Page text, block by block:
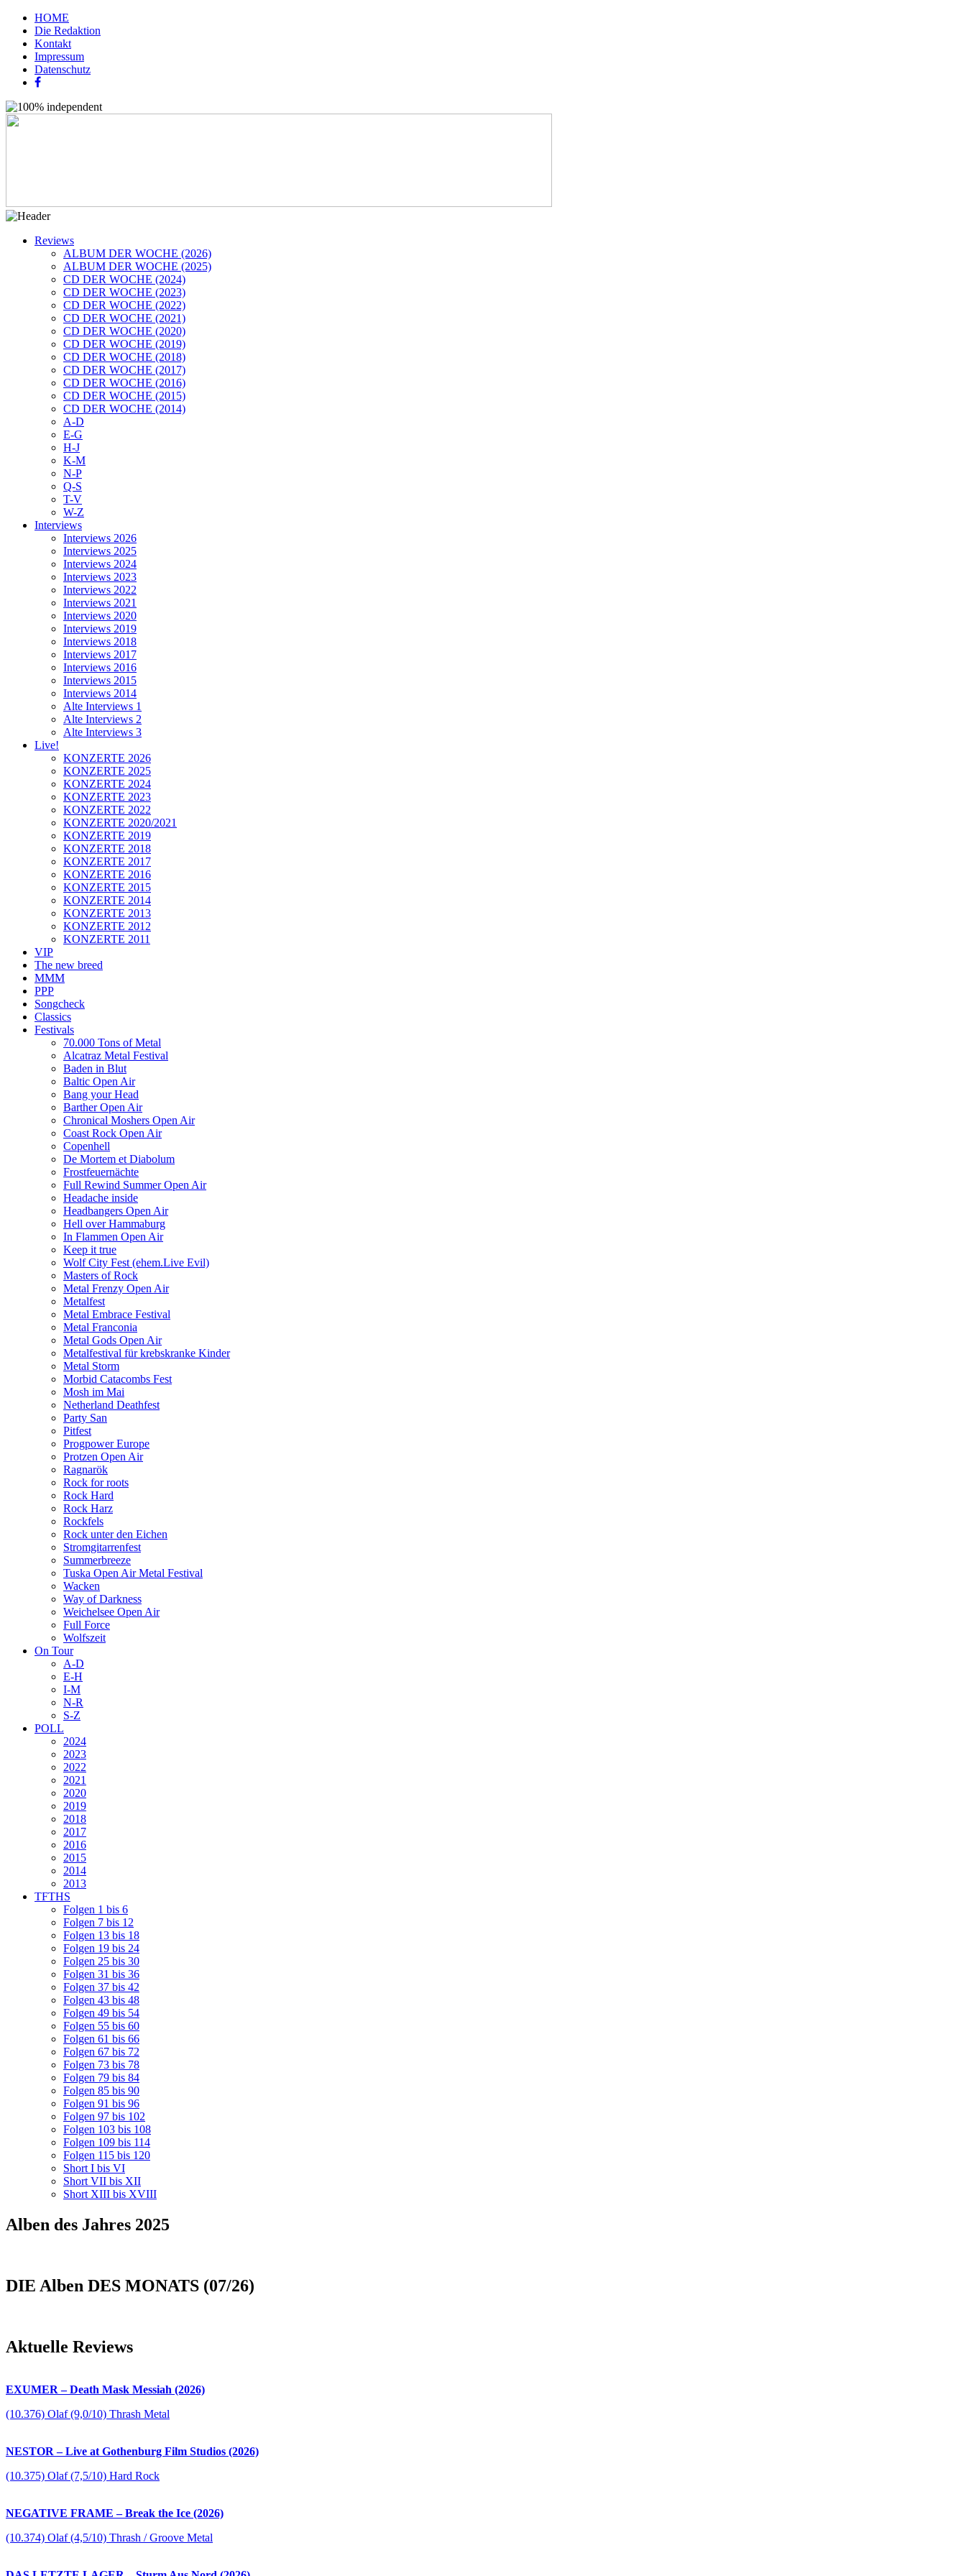
HOME
Die Redaktion
Kontakt
Impressum
Datenschutz
Reviews
ALBUM DER WOCHE (2026)
ALBUM DER WOCHE (2025)
CD DER WOCHE (2024)
CD DER WOCHE (2023)
CD DER WOCHE (2022)
CD DER WOCHE (2021)
CD DER WOCHE (2020)
CD DER WOCHE (2019)
CD DER WOCHE (2018)
CD DER WOCHE (2017)
CD DER WOCHE (2016)
CD DER WOCHE (2015)
CD DER WOCHE (2014)
A-D
E-G
H-J
K-M
N-P
Q-S
T-V
W-Z
Interviews
Interviews 2026
Interviews 2025
Interviews 2024
Interviews 2023
Interviews 2022
Interviews 2021
Interviews 2020
Interviews 2019
Interviews 2018
Interviews 2017
Interviews 2016
Interviews 2015
Interviews 2014
Alte Interviews 1
Alte Interviews 2
Alte Interviews 3
Live!
KONZERTE 2026
KONZERTE 2025
KONZERTE 2024
KONZERTE 2023
KONZERTE 2022
KONZERTE 2020/2021
KONZERTE 2019
KONZERTE 2018
KONZERTE 2017
KONZERTE 2016
KONZERTE 2015
KONZERTE 2014
KONZERTE 2013
KONZERTE 2012
KONZERTE 2011
VIP
The new breed
MMM
PPP
Songcheck
Classics
Festivals
70.000 Tons of Metal
Alcatraz Metal Festival
Baden in Blut
Baltic Open Air
Bang your Head
Barther Open Air
Chronical Moshers Open Air
Coast Rock Open Air
Copenhell
De Mortem et Diabolum
Frostfeuernächte
Full Rewind Summer Open Air
Headache inside
Headbangers Open Air
Hell over Hammaburg
In Flammen Open Air
Keep it true
Wolf City Fest (ehem.Live Evil)
Masters of Rock
Metal Frenzy Open Air
Metalfest
Metal Embrace Festival
Metal Franconia
Metal Gods Open Air
Metalfestival für krebskranke Kinder
Metal Storm
Morbid Catacombs Fest
Mosh im Mai
Netherland Deathfest
Party San
Pitfest
Progpower Europe
Protzen Open Air
Ragnarök
Rock for roots
Rock Hard
Rock Harz
Rockfels
Rock unter den Eichen
Stromgitarrenfest
Summerbreeze
Tuska Open Air Metal Festival
Wacken
Way of Darkness
Weichelsee Open Air
Full Force
Wolfszeit
On Tour
A-D
E-H
I-M
N-R
S-Z
POLL
2024
2023
2022
2021
2020
2019
2018
2017
2016
2015
2014
2013
TFTHS
Folgen 1 bis 6
Folgen 7 bis 12
Folgen 13 bis 18
Folgen 19 bis 24
Folgen 25 bis 30
Folgen 31 bis 36
Folgen 37 bis 42
Folgen 43 bis 48
Folgen 49 bis 54
Folgen 55 bis 60
Folgen 61 bis 66
Folgen 67 bis 72
Folgen 73 bis 78
Folgen 79 bis 84
Folgen 85 bis 90
Folgen 91 bis 96
Folgen 97 bis 102
Folgen 103 bis 108
Folgen 109 bis 114
Folgen 115 bis 120
Short I bis VI
Short VII bis XII
Short XIII bis XVIII
Alben des Jahres 2025
DIE Alben DES MONATS (07/26)
Aktuelle Reviews
EXUMER – Death Mask Messiah (2026)
(10.376) Olaf (9,0/10) Thrash Metal
NESTOR – Live at Gothenburg Film Studios (2026)
(10.375) Olaf (7,5/10) Hard Rock
NEGATIVE FRAME – Break the Ice (2026)
(10.374) Olaf (4,5/10) Thrash / Groove Metal